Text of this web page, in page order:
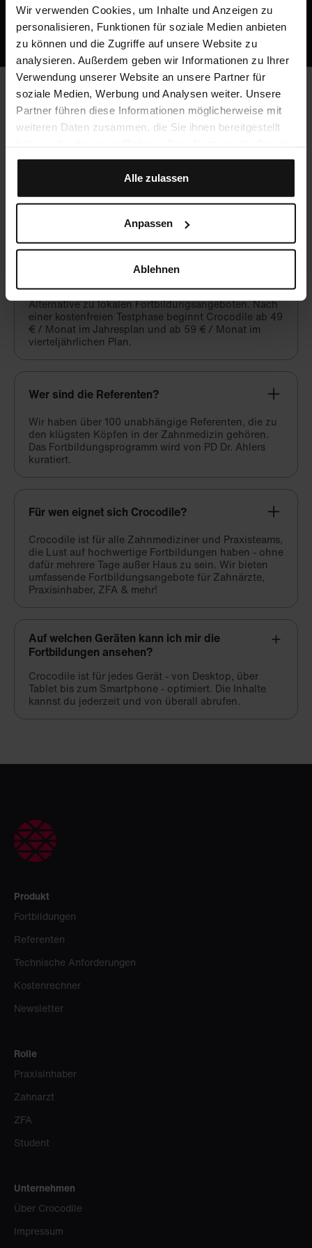
Wir verwenden Cookies, um Inhalte und Anzeigen zu
personalisieren, Funktionen für soziale Medien anbieten
zu können und die Zugriffe auf unsere Website zu
analysieren. Außerdem geben wir Informationen zu Ihrer
Verwendung unserer Website an unsere Partner für
soziale Medien, Werbung und Analysen weiter. Unsere
Partner führen diese Informationen möglicherweise mit
weiteren Daten zusammen, die Sie ihnen bereitgestellt
gesammelt haben.
Alle zulassen
Anpassen
Ablehnen
Oder ruf uns an: +49 5251 / 54481-0
Häufig gestellte Fragen
Werden CME-Punkte vergeben?
Ja, du kannst mit Crocodile unbegrenzt CME-Punkte
Was kostet Crocodile?
Crocodile ist eine hochwertige, aber preiswerte
Alternative zu lokalen Fortbildungsangeboten. Nach
einer kostenfreien Testphase beginnt Crocodile ab 49
€ / Monat im Jahresplan und ab 59 € / Monat im
vierteljährlichen Plan.
Wer sind die Referenten?
Wir haben über 100 unabhängige Referenten, die zu
den klügsten Köpfen in der Zahnmedizin gehören.
Das Fortbildungsprogramm wird von PD Dr. Ahlers
kuratiert.
Für wen eignet sich Crocodile?
Crocodile ist für alle Zahnmediziner und Praxisteams,
die Lust auf hochwertige Fortbildungen haben - ohne
dafür mehrere Tage außer Haus zu sein. Wir bieten
umfassende Fortbildungsangebote für Zahnärzte,
Praxisinhaber, ZFA & mehr!
Auf welchen Geräten kann ich mir die
Fortbildungen ansehen?
Crocodile ist für jedes Gerät - von Desktop, über
Tablet bis zum Smartphone - optimiert. Die Inhalte
kannst du jederzeit und von überall abrufen.
Produkt
Fortbildungen
Referenten
Technische Anforderungen
Kostenrechner
Newsletter
Rolle
Praxisinhaber
Zahnarzt
ZFA
Student
Unternehmen
Über Crocodile
Impressum